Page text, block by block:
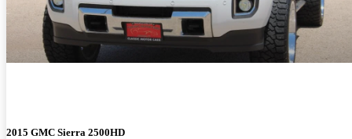
2015 GMC Sierra 2500HD